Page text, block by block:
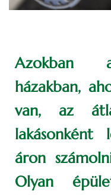
Azokban
házakban,
van, az
lakásonként
áron
Olyan